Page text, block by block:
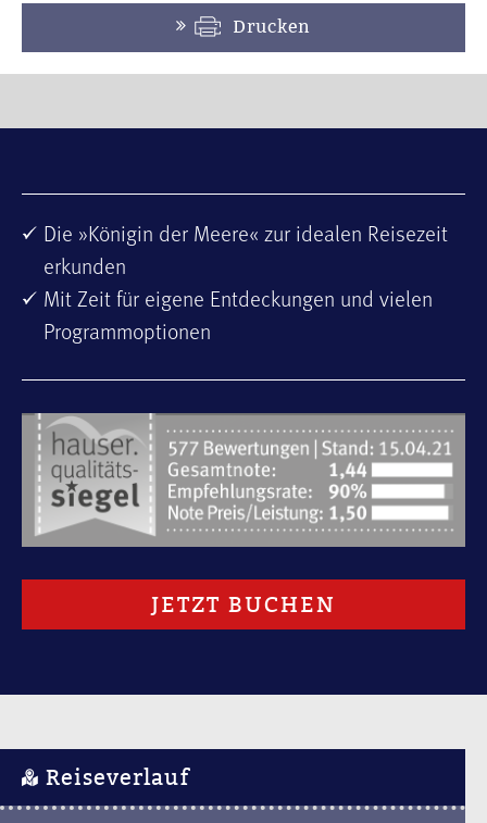
Drucken
Die »Königin der Meere« zur idealen Reisezeit
erkunden
Mit Zeit für eigene Entdeckungen und vielen
Programmoptionen
JETZT BUCHEN
Reiseverlauf